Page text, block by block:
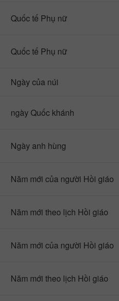
Quốc tế Phụ nữ
Quốc tế Phụ nữ
Ngày của núi
ngày Quốc khánh
Ngày anh hùng
Năm mới của người Hồi giáo
Năm mới theo lịch Hồi giáo
Năm mới của người Hồi giáo
Năm mới theo lịch Hồi giáo